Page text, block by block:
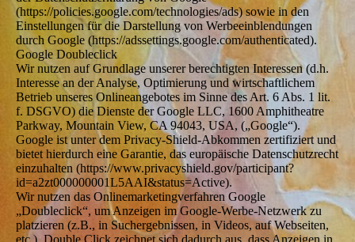
(https://policies.google.com/technologies/ads) sowie in den
Einstellungen für die Darstellung von Werbeeinblendungen
durch Google (https://adssettings.google.com/authenticated).
Google Doubleclick
Wir nutzen auf Grundlage unserer berechtigten Interessen (d.h.
Interesse an der Analyse, Optimierung und wirtschaftlichem
Betrieb unseres Onlineangebotes im Sinne des Art. 6 Abs. 1 lit.
f. DSGVO) die Dienste der Google LLC, 1600 Amphitheatre
Parkway, Mountain View, CA 94043, USA, („Google“).
Google ist unter dem Privacy-Shield-Abkommen zertifiziert und
bietet hierdurch eine Garantie, das europäische Datenschutzrecht
einzuhalten (https://www.privacyshield.gov/participant?
id=a2zt000000001L5AAI&status=Active).
Wir nutzen das Onlinemarketingverfahren Google
„Doubleclick“, um Anzeigen im Google-Werbe-Netzwerk zu
platzieren (z.B., in Suchergebnissen, in Videos, auf Webseiten,